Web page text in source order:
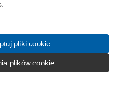
pliki cookie
plików cookie